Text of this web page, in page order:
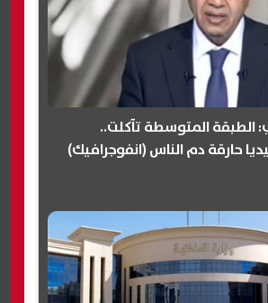
المتوسطة تآكلت..
حارقة دم الناس (انفوجرافيك)